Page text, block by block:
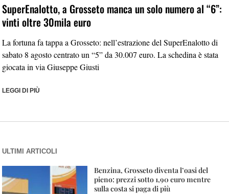
SuperEnalotto, a Grosseto manca un solo numero al “6”:
vinti oltre 30mila euro
La fortuna fa tappa a Grosseto: nell’estrazione del SuperEnalotto di
sabato 8 agosto centrato un “5” da 30.007 euro. La schedina è stata
giocata in via Giuseppe Giusti
LEGGI DI PIÙ
ULTIMI ARTICOLI
Benzina, Grosseto diventa l’oasi del
pieno: prezzi sotto 1,90 euro mentre
sulla costa si paga di più